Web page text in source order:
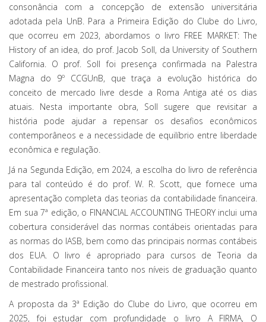
consonância com a concepção de extensão universitária
adotada pela UnB. Para a Primeira Edição do Clube do Livro,
que ocorreu em 2023, abordamos o livro FREE MARKET: The
History of an idea, do prof. Jacob Soll, da University of Southern
California. O prof. Soll foi presença confirmada na Palestra
Magna do 9º CCGUnB, que traça a evolução histórica do
conceito de mercado livre desde a Roma Antiga até os dias
atuais. Nesta importante obra, Soll sugere que revisitar a
história pode ajudar a repensar os desafios econômicos
contemporâneos e a necessidade de equilíbrio entre liberdade
econômica e regulação.
Já na Segunda Edição, em 2024, a escolha do livro de referência
para tal conteúdo é do prof. W. R. Scott, que fornece uma
apresentação completa das teorias da contabilidade financeira.
Em sua 7ª edição, o FINANCIAL ACCOUNTING THEORY inclui uma
cobertura considerável das normas contábeis orientadas para
as normas do IASB, bem como das principais normas contábeis
dos EUA. O livro é apropriado para cursos de Teoria da
Contabilidade Financeira tanto nos níveis de graduação quanto
de mestrado profissional.
A proposta da 3ª Edição do Clube do Livro, que ocorreu em
2025, foi estudar com profundidade o livro A FIRMA, O